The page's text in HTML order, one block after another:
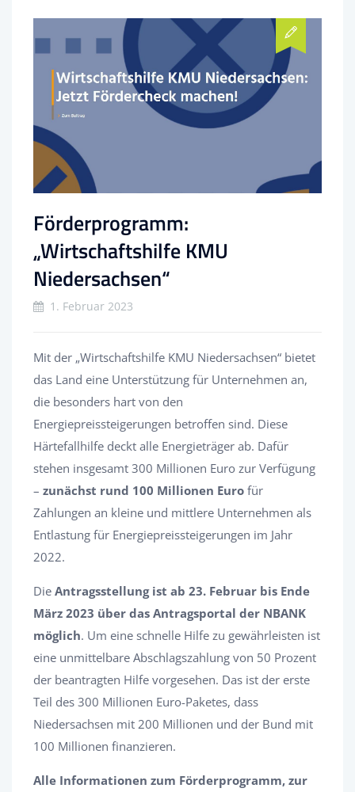
Förderprogramm:
„Wirtschaftshilfe KMU
Niedersachsen“
1. Februar 2023
Mit der „Wirtschaftshilfe KMU Niedersachsen“ bietet
das Land eine Unterstützung für Unternehmen an,
die besonders hart von den
Energiepreissteigerungen betroffen sind. Diese
Härtefallhilfe deckt alle Energieträger ab. Dafür
stehen insgesamt 300 Millionen Euro zur Verfügung
– zunächst rund 100 Millionen Euro für
Zahlungen an kleine und mittlere Unternehmen als
Entlastung für Energiepreissteigerungen im Jahr
2022.
Die Antragsstellung ist ab 23. Februar bis Ende
März 2023 über das Antragsportal der NBANK
möglich. Um eine schnelle Hilfe zu gewährleisten ist
eine unmittelbare Abschlagszahlung von 50 Prozent
der beantragten Hilfe vorgesehen. Das ist der erste
Teil des 300 Millionen Euro-Paketes, dass
Niedersachsen mit 200 Millionen und der Bund mit
100 Millionen finanzieren.
Alle Informationen zum Förderprogramm, zur